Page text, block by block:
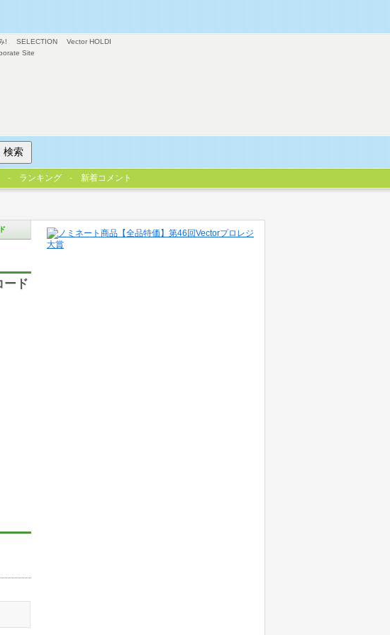
ード
! SELECTION
Vector HOLDI
Site
ランキング 新着コメント